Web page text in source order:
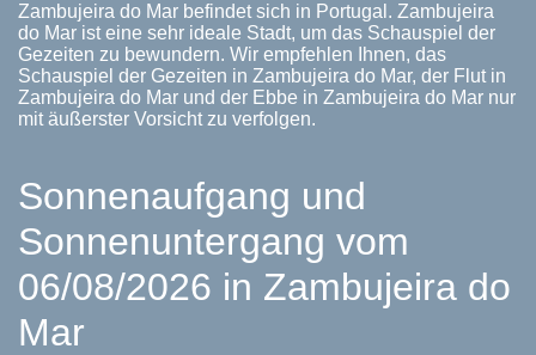
Zambujeira do Mar befindet sich in Portugal. Zambujeira
do Mar ist eine sehr ideale Stadt, um das Schauspiel der
Gezeiten zu bewundern. Wir empfehlen Ihnen, das
Schauspiel der Gezeiten in Zambujeira do Mar, der Flut in
Zambujeira do Mar und der Ebbe in Zambujeira do Mar nur
mit äußerster Vorsicht zu verfolgen.
Sonnenaufgang und
Sonnenuntergang vom
06/08/2026 in Zambujeira do
Mar